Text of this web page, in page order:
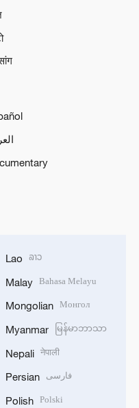
Lao ລາວ
Malay Bahasa Melayu
Mongolian Монгол
Myanmar မြန်မာဘာသာ
Nepali नेपाली
Persian فارسی
Polish Polski